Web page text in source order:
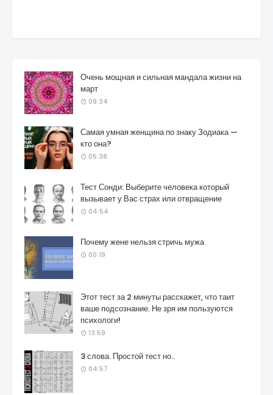
Очень мощная и сильная мандала жизни на
март
09:34
Самая умная женщина по знаку Зодиака —
кто она?
05:38
Тест Сонди: Выберите человека который
вызывает у Вас страх или отвращение
04:54
Почему жене нельзя стричь мужа
00:19
Этот тест за 2 минуты расскажет, что таит
ваше подсознание. Не зря им пользуются
психологи!
13:59
3 слова. Простой тест но..
04:57